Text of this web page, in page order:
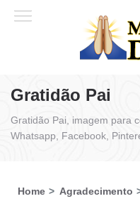
Gratidão Pai
Gratidão Pai, imagem para
Whatsapp, Facebook,
Home Agradecimento